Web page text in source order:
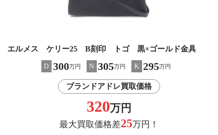
エルメス ケリー25 B刻印 トゴ 黒×ゴールド金具
D 300万円 N 305万円 K 295万円
ブランドアドレ買取価格
320万円
最大買取価格差25万円！